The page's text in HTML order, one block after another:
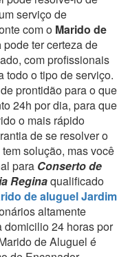
serviço de
com o Marido de
pode ter certeza de
com profissionais
todo o tipo de serviço.
prontidão para o que
24h por dia, para que
o mais rápido
de se resolver o
solução, mas você
para Conserto de
Reginaqualificado
de aluguel Jardim
altamente
domicilio 24 horas por
de Aluguel é